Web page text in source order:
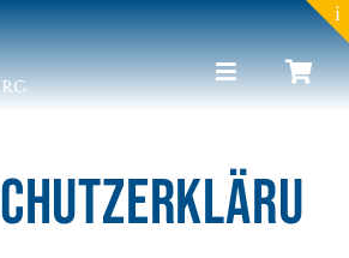
to
content
Toggle